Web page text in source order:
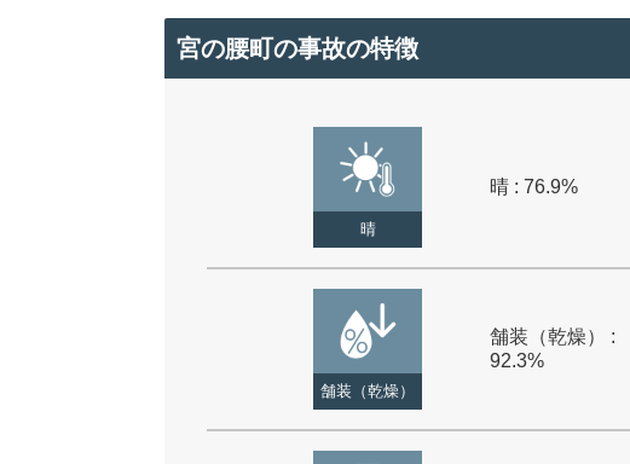
宮の腰町の事故の特徴
晴
晴 : 76.9%
舗装（乾燥）
舗装（乾燥） :
92.3%